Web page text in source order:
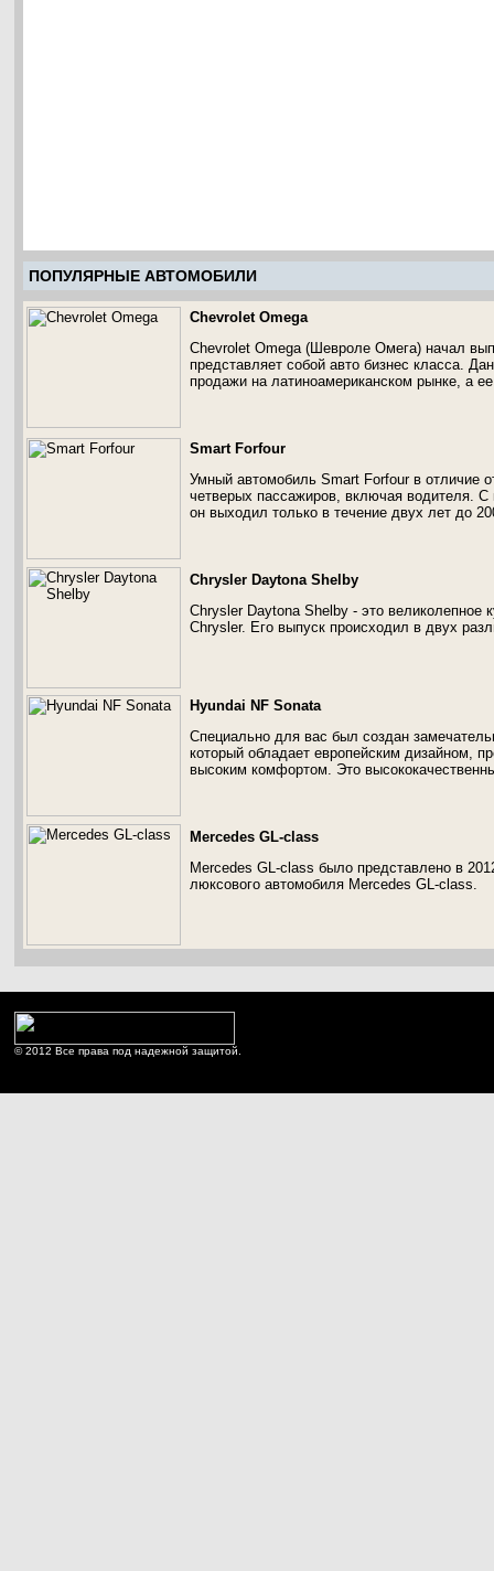
ПОПУЛЯРНЫЕ АВТОМОБИЛИ
Chevrolet Omega
Chevrolet Omega (Шевроле Омега) начал
представляет собой авто бизнес класса.
продажи на латиноамериканском рынке, а
Smart Forfour
Умный автомобиль Smart Forfour в отличие
четверых пассажиров, включая водителя.
он выходил только в течение двух лет до
Chrysler Daytona Shelby
Chrysler Daytona Shelby - это великолепное
Chrysler. Его выпуск происходил в двух
Hyundai NF Sonata
Специально для вас был создан
который обладает европейским дизайном,
высоким комфортом. Это
Mercedes GL-class
Mercedes GL-class было представлено в
люксового автомобиля Mercedes GL-class.
© 2012 Все права под надежной защитой.